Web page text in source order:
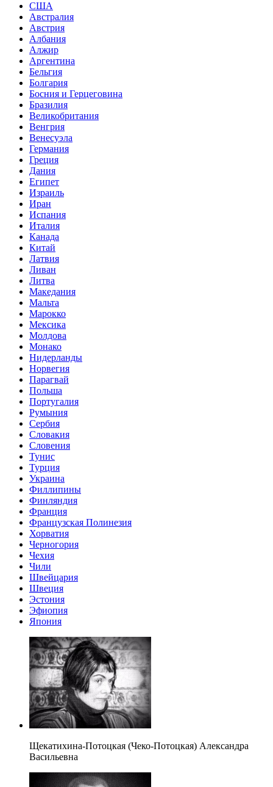
США
Австралия
Австрия
Албания
Алжир
Аргентина
Бельгия
Болгария
Босния и Герцеговина
Бразилия
Великобритания
Венгрия
Венесуэла
Германия
Греция
Дания
Египет
Израиль
Иран
Испания
Италия
Канада
Китай
Латвия
Ливан
Литва
Македания
Мальта
Марокко
Мексика
Молдова
Монако
Нидерланды
Норвегия
Парагвай
Польша
Португалия
Румыния
Сербия
Словакия
Словения
Тунис
Турция
Украина
Филлипины
Финляндия
Франция
Французская Полинезия
Хорватия
Черногория
Чехия
Чили
Швейцария
Швеция
Эстония
Эфиопия
Япония
Щекатихина-Потоцкая (Чеко-Потоцкая) Александра
Васильевна